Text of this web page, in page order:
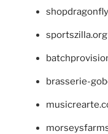
sportszilla.org
brasserie-